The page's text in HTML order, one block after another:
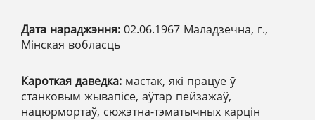
Дата нараджэння: 02.06.1967 Маладзечна, г.,
Мінская вобласць
Кароткая даведка: мастак, які працуе ў
станковым жывапісе, аўтар пейзажаў,
нацюрмортаў, сюжэтна-тэматычных карцін